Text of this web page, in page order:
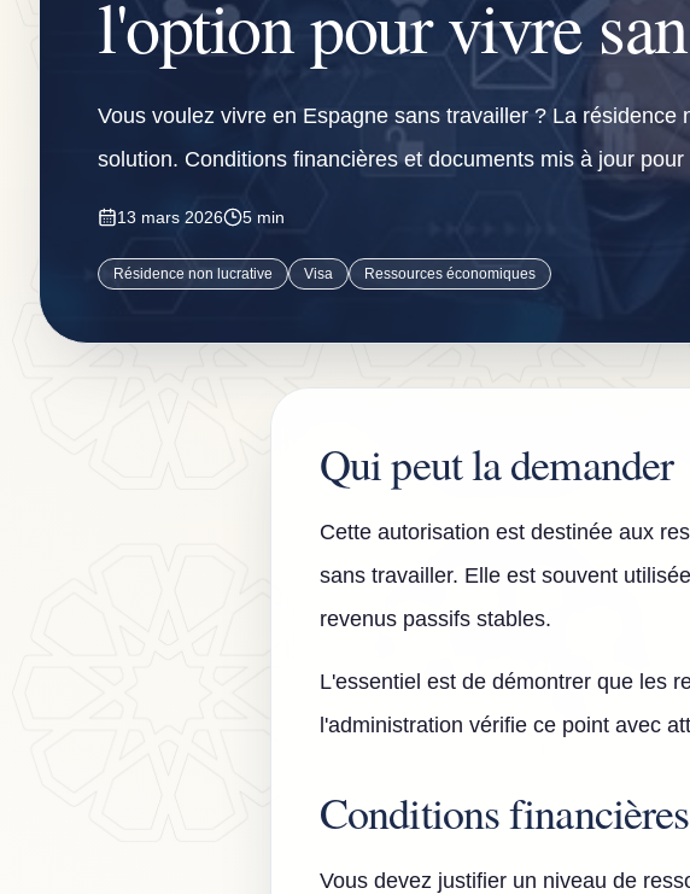
l'option pour vivre
Vous voulez vivre en Espagne sans travailler ? La résidence
solution. Conditions financières et documents mis à jour pour
13 mars 2026 5 min
Résidence non lucrative Visa Ressources économiques
Qui peut la demander
Cette autorisation est destinée aux
sans travailler. Elle est souvent
revenus passifs stables.
L'essentiel est de démontrer que les
l'administration vérifie ce point avec
Conditions
Vous devez justifier un niveau de